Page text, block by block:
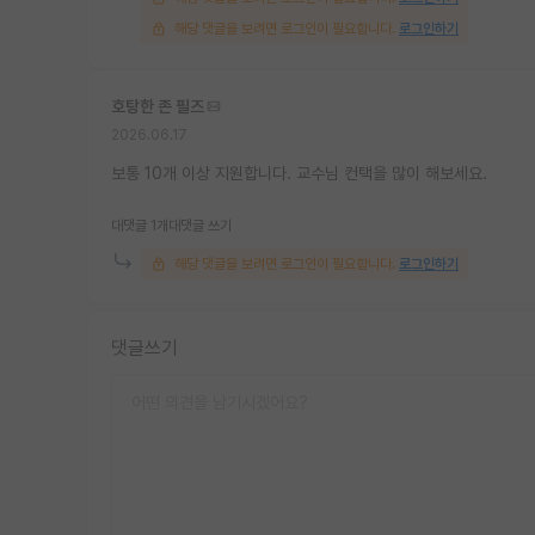
해당 댓글을 보려면 로그인이 필요합니다. 로그인하기
호탕한 존 필즈
보통 10개 이상 지원합니다. 교수님 컨택을 많이 해보세요.
대댓글 1개 대댓글 쓰기
해당 댓글을 보려면 로그인이 필요합니다. 로그인하기
댓글쓰기